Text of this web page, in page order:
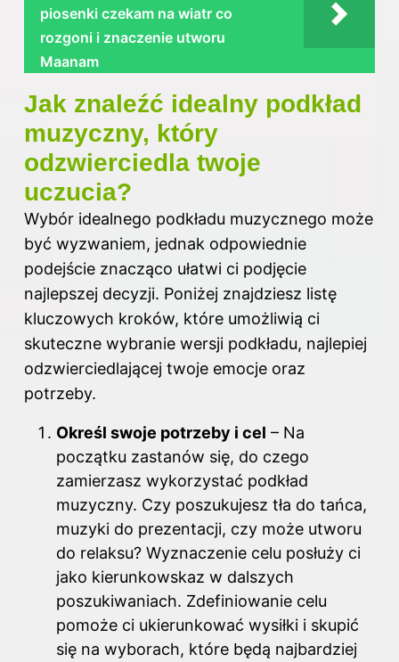
piosenki czekam na wiatr co
rozgoni i znaczenie utworu
Maanam
Jak znaleźć idealny podkład
muzyczny, który
odzwierciedla twoje
uczucia?
Wybór idealnego podkładu muzycznego może
być wyzwaniem, jednak odpowiednie
podejście znacząco ułatwi ci podjęcie
najlepszej decyzji. Poniżej znajdziesz listę
kluczowych kroków, które umożliwią ci
skuteczne wybranie wersji podkładu, najlepiej
odzwierciedlającej twoje emocje oraz
potrzeby.
Określ swoje potrzeby i cel – Na
początku zastanów się, do czego
zamierzasz wykorzystać podkład
muzyczny. Czy poszukujesz tła do tańca,
muzyki do prezentacji, czy może utworu
do relaksu? Wyznaczenie celu posłuży ci
jako kierunkowskaz w dalszych
poszukiwaniach. Zdefiniowanie celu
pomoże ci ukierunkować wysiłki i skupić
się na wyborach, które będą najbardziej